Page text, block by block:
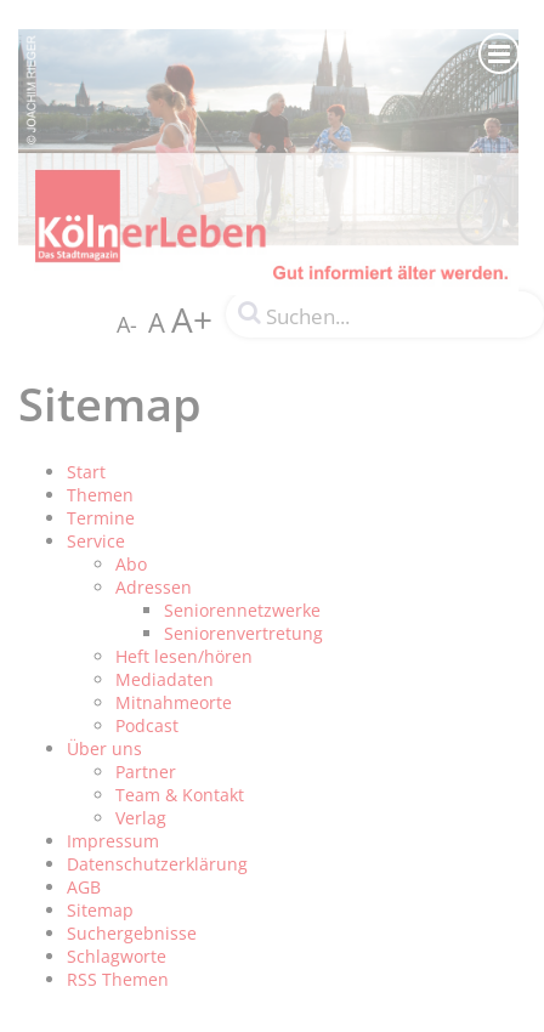
A- AA+
Sitemap
Start
Themen
Termine
Service
Abo
Adressen
Seniorennetzwerke
Seniorenvertretung
Heft lesen/hören
Mediadaten
Mitnahmeorte
Podcast
Über uns
Partner
Team & Kontakt
Verlag
Impressum
Datenschutzerklärung
AGB
Sitemap
Suchergebnisse
Schlagworte
RSS Themen